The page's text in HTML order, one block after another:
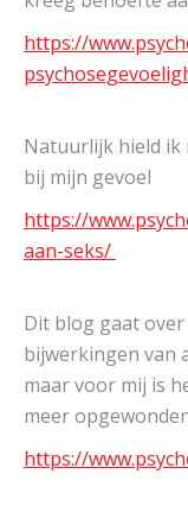
https://
Natuurlijk hield ik
bij mijn gevoel
https://
aan-seks/
Dit blog gaat
bijwerkingen van
maar voor mij is
meer
https://